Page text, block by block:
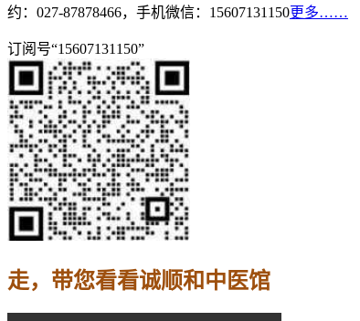
约：027-87878466，手机微信：15607131150更多……
订阅号“15607131150”
走，带您看看诚顺和中医馆